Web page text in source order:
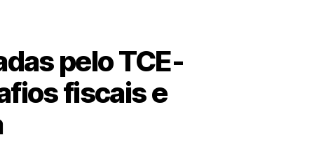
pelo TCE-
fiscais e